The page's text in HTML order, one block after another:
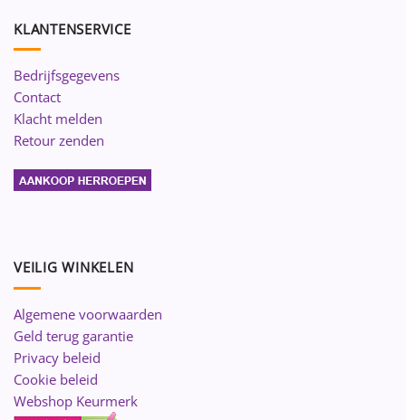
KLANTENSERVICE
Bedrijfsgegevens
Contact
Klacht melden
Retour zenden
VEILIG WINKELEN
Algemene voorwaarden
Geld terug garantie
Privacy beleid
Cookie beleid
Webshop Keurmerk